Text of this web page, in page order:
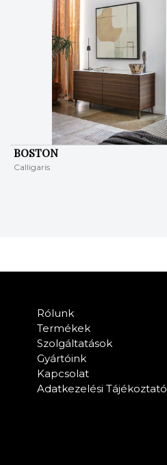
BOSTON
Calligaris
Rólunk
Termékek
Szolgáltatások
Gyártóink
Kapcsolat
Adatkezelési Tájékoztató